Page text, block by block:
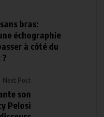
bras:
échographie
à côté du
Next Post
son
Pelosi